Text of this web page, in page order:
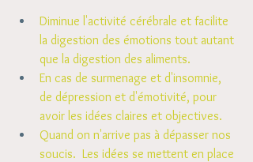
Diminue l'activité cérébrale et facilite
la digestion des émotions tout autant
que la digestion des aliments.
En cas de surmenage et d'insomnie,
de dépression et d'émotivité, pour
avoir les idées claires et objectives.
Quand on n'arrive pas à dépasser nos
soucis.  Les idées se mettent en place